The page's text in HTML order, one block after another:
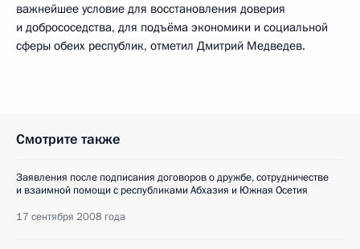
важнейшее условие для восстановления доверия
и добрососедства, для подъёма экономики и социальной
сферы обеих республик, отметил Дмитрий Медведев.
Смотрите также
Заявления после подписания договоров о дружбе, сотрудничестве
и взаимной помощи с республиками Абхазия и Южная Осетия
17 сентября 2008 года